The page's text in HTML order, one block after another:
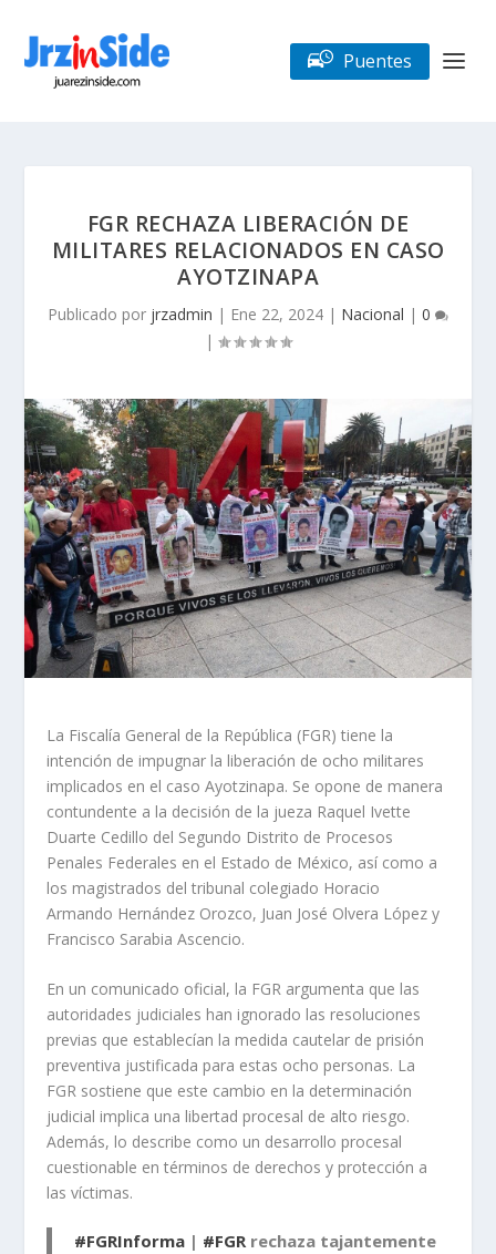
Puentes
FGR RECHAZA LIBERACIÓN DE
MILITARES RELACIONADOS EN CASO
AYOTZINAPA
Publicado por jrzadmin | Ene 22, 2024 | Nacional | 0
|
La Fiscalía General de la República (FGR) tiene la
intención de impugnar la liberación de ocho militares
implicados en el caso Ayotzinapa. Se opone de manera
contundente a la decisión de la jueza Raquel Ivette
Duarte Cedillo del Segundo Distrito de Procesos
Penales Federales en el Estado de México, así como a
los magistrados del tribunal colegiado Horacio
Armando Hernández Orozco, Juan José Olvera López y
Francisco Sarabia Ascencio.
En un comunicado oficial, la FGR argumenta que las
autoridades judiciales han ignorado las resoluciones
previas que establecían la medida cautelar de prisión
preventiva justificada para estas ocho personas. La
FGR sostiene que este cambio en la determinación
judicial implica una libertad procesal de alto riesgo.
Además, lo describe como un desarrollo procesal
cuestionable en términos de derechos y protección a
las víctimas.
#FGRInforma | #FGRrechaza tajantemente